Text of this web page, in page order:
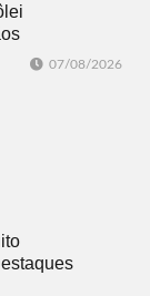
07/08/2026